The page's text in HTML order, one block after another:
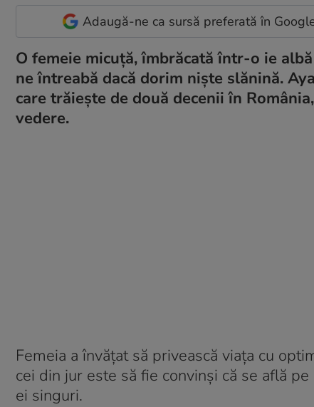
Adaugă-ne ca sursă preferată în
O femeie micuță, îmbrăcată într-o ie
ne întreabă dacă dorim niște slănină.
care trăiește de două decenii în
vedere.
Femeia a învățat să privească viața cu
cei din jur este să fie convinși că se află
ei singuri.